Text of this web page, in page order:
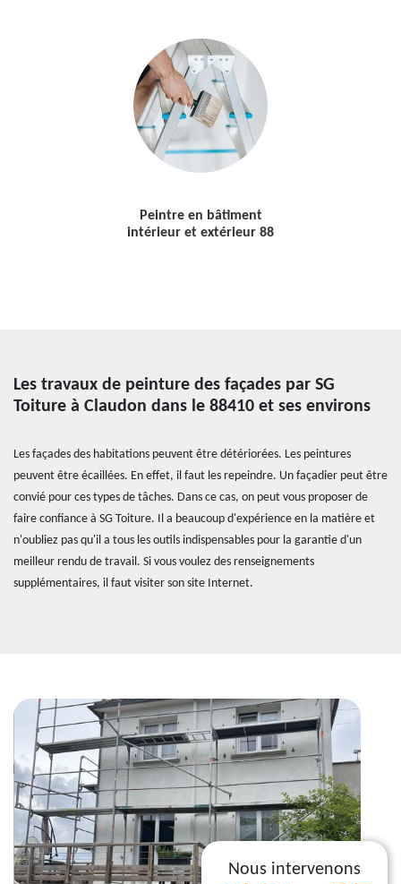
Peintre en bâtiment
intérieur et extérieur 88
Les travaux de peinture des façades par SG
Toiture à Claudon dans le 88410 et ses environs
Les façades des habitations peuvent être détériorées. Les peintures
peuvent être écaillées. En effet, il faut les repeindre. Un façadier peut être
convié pour ces types de tâches. Dans ce cas, on peut vous proposer de
faire confiance à SG Toiture. Il a beaucoup d'expérience en la matière et
n'oubliez pas qu'il a tous les outils indispensables pour la garantie d'un
meilleur rendu de travail. Si vous voulez des renseignements
supplémentaires, il faut visiter son site Internet.
Nous intervenons